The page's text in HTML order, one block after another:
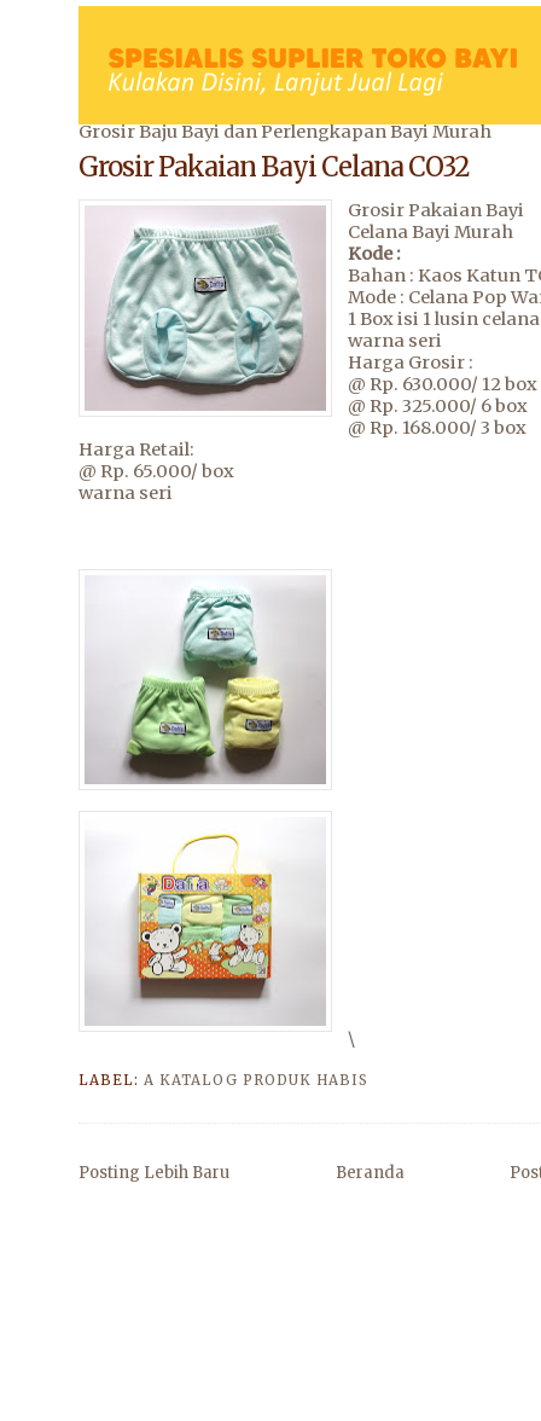
Grosir Baju Bayi dan Perlengkapan Bayi Murah
Grosir Pakaian Bayi Celana CO32
Grosir Pakaian Bayi
Celana Bayi Murah
Kode :
Bahan : Kaos Katun
Mode : Celana Pop
1 Box isi 1 lusin celana
warna seri
Harga Grosir :
@ Rp. 630.000/ 12 box
@ Rp. 325.000/ 6 box
@ Rp. 168.000/ 3 box
Harga Retail:
@ Rp. 65.000/ box
warna seri
\
LABEL: A KATALOG PRODUK HABIS
Posting Lebih Baru Beranda